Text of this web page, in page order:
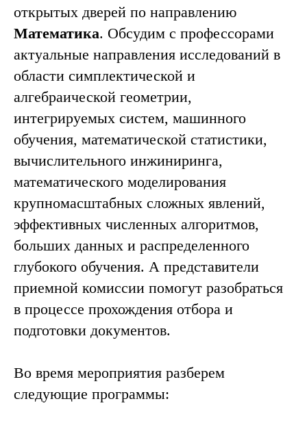
открытых дверей по направлению
Математика. Обсудим с профессорами
актуальные направления исследований в
области симплектической и
алгебраической геометрии,
интегрируемых систем, машинного
обучения, математической статистики,
вычислительного инжиниринга,
математического моделирования
крупномасштабных сложных явлений,
эффективных численных алгоритмов,
больших данных и распределенного
глубокого обучения. А представители
приемной комиссии помогут разобраться
в процессе прохождения отбора и
подготовки документов.
Во время мероприятия разберем
следующие программы: